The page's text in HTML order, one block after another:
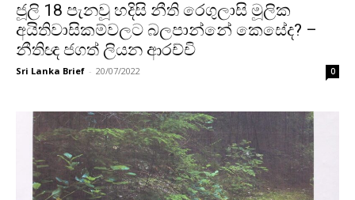
ජූලි 18 පැනවූ හදිසි නීති රෙගුලාසි මූලික
අයිතිවාසිකම්වලට බලපාන්නේ කෙසේද? –
නීතිඥ ජගත් ලියන ආරච්චි
Sri Lanka Brief - 20/07/2022 0